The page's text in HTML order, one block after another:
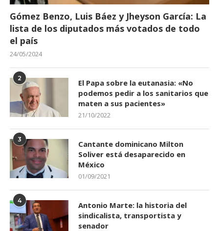
Gómez Benzo, Luis Báez y Jheyson García: La
lista de los diputados más votados de todo
el país
24/05/2024
2
El Papa sobre la eutanasia: «No
podemos pedir a los sanitarios que
maten a sus pacientes»
21/10/2022
3
Cantante dominicano Milton
Soliver está desaparecido en
México
01/09/2021
4
Antonio Marte: la historia del
sindicalista, transportista y
senador